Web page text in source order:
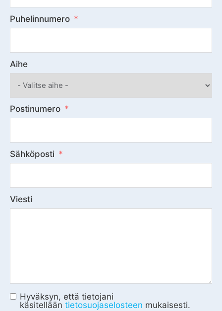
Puhelinnumero
Aihe
Postinumero
Sähköposti
Viesti
Hyväksyn, että tietojani
käsitellään tietosuojaselosteen mukaisesti.